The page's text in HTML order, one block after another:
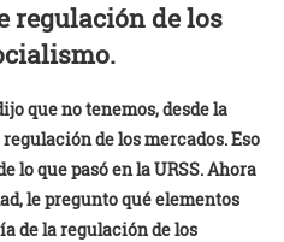
regulación de los
que no tenemos, desde la
de los mercados. Eso
lo que pasó en la URSS. Ahora
le pregunto qué elementos
de la regulación de los